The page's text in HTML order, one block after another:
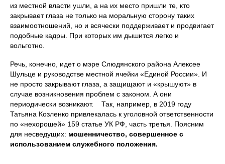
из местной власти ушли, а на их место пришли те, кто
закрывает глаза не только на моральную сторону таких
взаимоотношений, но и всячески поддерживает и продвигает
подобные кадры. При которых им дышится легко и
вольготно.
Речь, конечно, идет о мэре Слюдянского района Алексее
Шульце и руководстве местной ячейки «Единой России». И
не просто закрывают глаза, а защищают и «крышуют» в
случае возникновения проблем с законом. А они
периодически возникают. Так, например, в 2019 году
Татьяна Козленко привлекалась к уголовной ответственности
по «нехорошей» 159 статье УК РФ, часть третья. Поясним
для несведущих: мошенничество, совершенное с
использованием служебного положения.